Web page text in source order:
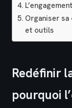
Organiser sa
et outils
Redéfinir
pourquoi